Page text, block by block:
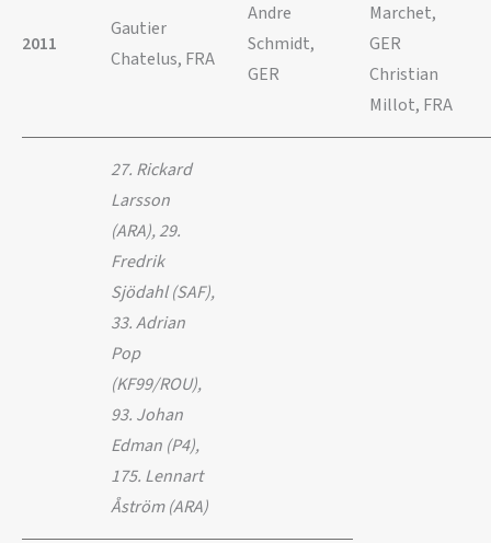
2011
Gautier
Chatelus, FRA
Andre
Schmidt,
GER
Marchet,
GER
Christian
Millot, FRA
27. Rickard
Larsson
(ARA), 29.
Fredrik
Sjödahl (SAF),
33. Adrian
Pop
(KF99/ROU),
93. Johan
Edman (P4),
175. Lennart
Åström (ARA)